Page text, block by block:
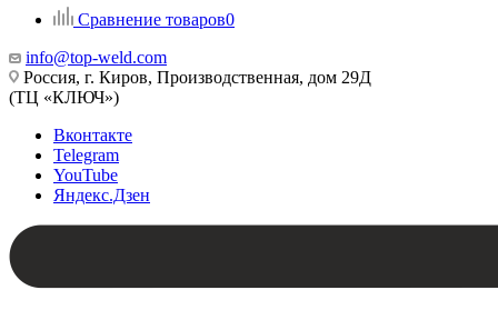
Сравнение товаров0
info@top-weld.com
Россия, г. Киров, Производственная, дом 29Д
(ТЦ «КЛЮЧ»)
Вконтакте
Telegram
YouTube
Яндекс.Дзен